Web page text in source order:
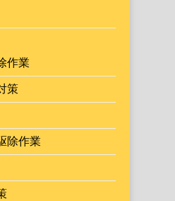
作業
策
除作業